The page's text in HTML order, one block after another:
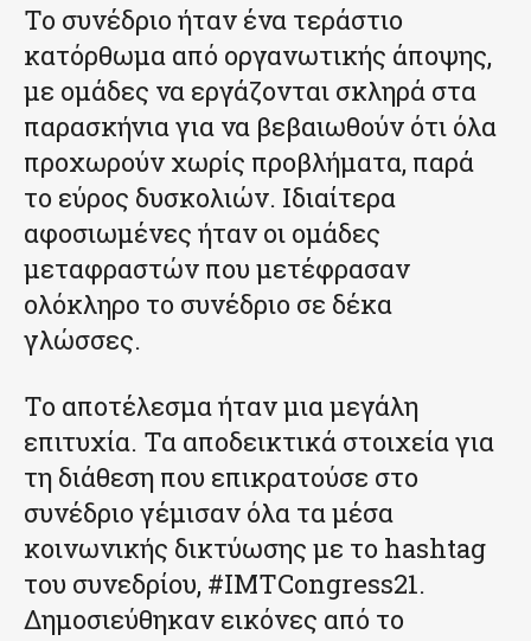
Το συνέδριο ήταν ένα τεράστιο
κατόρθωμα από οργανωτικής άποψης,
με ομάδες να εργάζονται σκληρά στα
παρασκήνια για να βεβαιωθούν ότι όλα
προχωρούν χωρίς προβλήματα, παρά
το εύρος δυσκολιών. Ιδιαίτερα
αφοσιωμένες ήταν οι ομάδες
μεταφραστών που μετέφρασαν
ολόκληρο το συνέδριο σε δέκα
γλώσσες.
Το αποτέλεσμα ήταν μια μεγάλη
επιτυχία. Τα αποδεικτικά στοιχεία για
τη διάθεση που επικρατούσε στο
συνέδριο γέμισαν όλα τα μέσα
κοινωνικής δικτύωσης με το hashtag
του συνεδρίου, #IMTCongress21.
Δημοσιεύθηκαν εικόνες από το